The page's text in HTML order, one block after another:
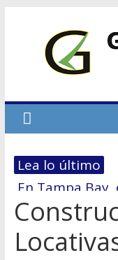
Lea lo último
En Tampa
Hablemos de
El primer paso